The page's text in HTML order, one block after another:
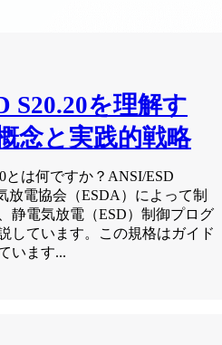
S20.20を理解す
念と実践的戦略
とは何ですか？ANSI/ESD
放電協会（ESDA）によって制
静電気放電（ESD）制御プログ
しています。この規格はガイド
います...